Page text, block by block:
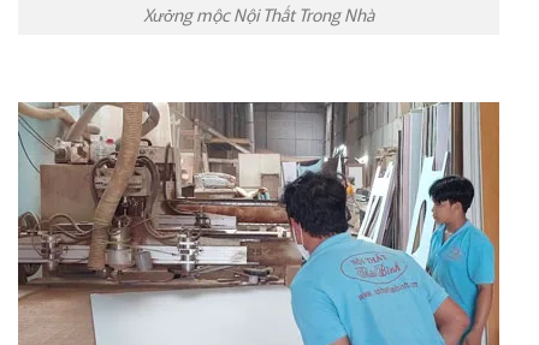
Xưởng mộc Nội Thất Trong Nhà